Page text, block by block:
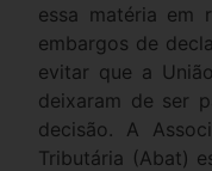
essa matéria em
embargos de
evitar que a
deixaram de ser
decisão. A
Tributária (Abat)